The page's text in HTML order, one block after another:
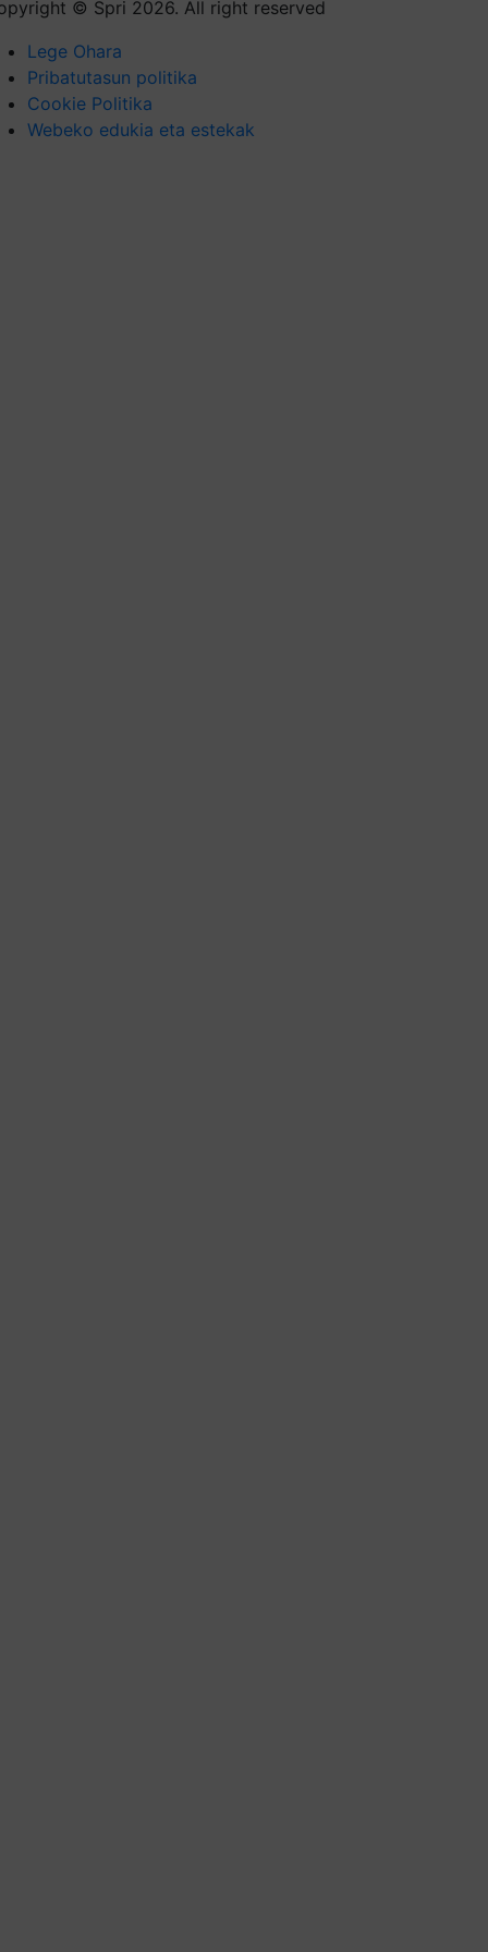
© Spri 2026. All right reserved
Lege Ohara
Pribatutasun politika
Cookie Politika
Webeko edukia eta estekak